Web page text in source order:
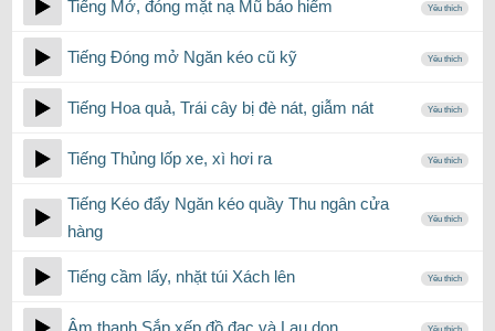
Tiếng Mở, đóng mặt nạ Mũ bảo hiểm Yêu thích
Tiếng Đóng mở Ngăn kéo cũ kỹ Yêu thích
Tiếng Hoa quả, Trái cây bị đè nát, giẫm nát Yêu thích
Tiếng Thủng lốp xe, xì hơi ra Yêu thích
Tiếng Kéo đẩy Ngăn kéo quầy Thu ngân cửa
hàng
Yêu thích
Tiếng cầm lấy, nhặt túi Xách lên Yêu thích
Âm thanh Sắp xếp đồ đạc và Lau dọn Yêu thích